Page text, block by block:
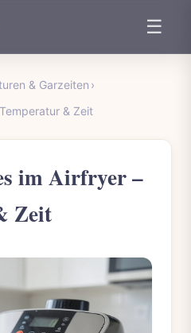
☰
& Garzeiten ›
& Zeit
im Airfryer –
Zeit